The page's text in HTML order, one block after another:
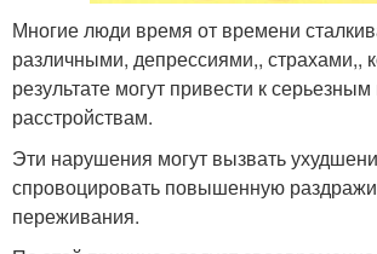
Многие люди время от времени
различными, депрессиями,, страхами,,
результате могут привести к
расстройствам.
Эти нарушения могут вызвать
спровоцировать повышенную
переживания.